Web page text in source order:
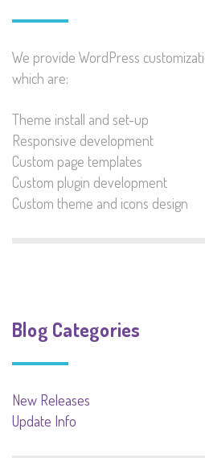
We provide WordPress
which are:
Theme install and set-up
Responsive development
Custom page templates
Custom plugin development
Custom theme and icons design
Blog Categories
New Releases
Update Info